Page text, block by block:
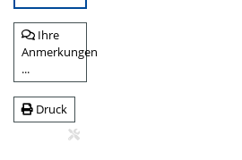
Ihre
Anmerkungen
...
Druck